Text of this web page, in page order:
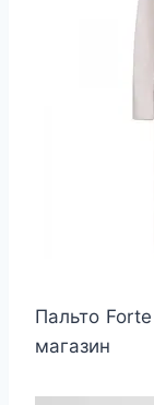
Пальто
магазин